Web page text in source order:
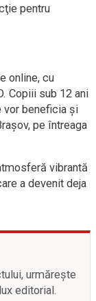
pentru
online, cu
Copiii sub 12 ani
vor beneficia şi
pe întreaga
vibrantă
a devenit deja
urmărește
editorial.